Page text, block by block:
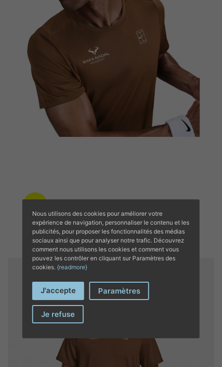
COMPLETE YOUR
OUTFIT’S
Nous utilisons des cookies pour améliorer votre
expérience de navigation, personnaliser le contenu et les
publicités, pour proposer les fonctionnalités des médias
sociaux ainsi que pour analyser notre trafic. Découvrez
comment nous utilisons les cookies et comment vous
pouvez les contrôler en cliquant sur Paramètres des
cookies. {readmore}
J'accepte Paramètres
Je refuse